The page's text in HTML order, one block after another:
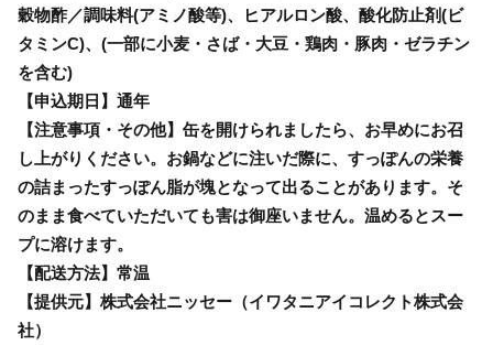
穀物酢／調味料(アミノ酸等)、ヒアルロン酸、酸化防止剤(ビ
タミンC)、(一部に小麦・さば・大豆・鶏肉・豚肉・ゼラチン
を含む)
【申込期日】通年
【注意事項・その他】缶を開けられましたら、お早めにお召
し上がりください。お鍋などに注いだ際に、すっぽんの栄養
の詰まったすっぽん脂が塊となって出ることがあります。そ
のまま食べていただいても害は御座いません。温めるとスー
プに溶けます。
【配送方法】常温
【提供元】株式会社ニッセー（イワタニアイコレクト株式会
社）